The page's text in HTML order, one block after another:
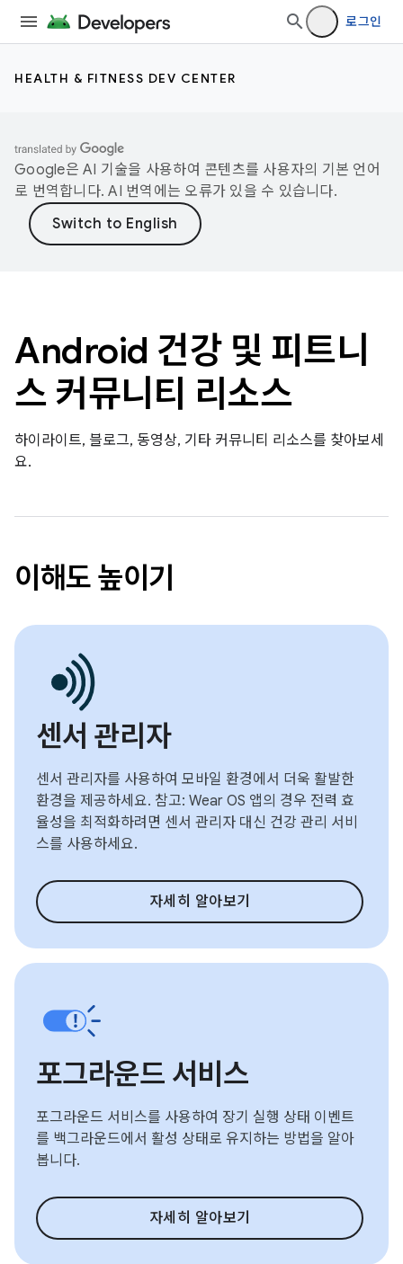
로그인
HEALTH & FITNESS DEV CENTER
Google은 AI 기술을 사용하여 콘텐츠를 사용자의 기본 언어
로 번역합니다. AI 번역에는 오류가 있을 수 있습니다.
Android 건강 및 피트니
스 커뮤니티 리소스
하이라이트, 블로그, 동영상, 기타 커뮤니티 리소스를 찾아보세
요.
이해도 높이기
센서 관리자
센서 관리자를 사용하여 모바일 환경에서 더욱 활발한
환경을 제공하세요. 참고: Wear OS 앱의 경우 전력 효
율성을 최적화하려면 센서 관리자 대신 건강 관리 서비
스를 사용하세요.
자세히 알아보기
포그라운드 서비스
포그라운드 서비스를 사용하여 장기 실행 상태 이벤트
를 백그라운드에서 활성 상태로 유지하는 방법을 알아
봅니다.
자세히 알아보기